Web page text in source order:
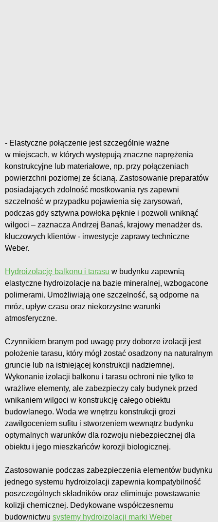
- Elastyczne połączenie jest szczególnie ważne
w miejscach, w których występują znaczne naprężenia
konstrukcyjne lub materiałowe, np. przy połączeniach
powierzchni poziomej ze ścianą. Zastosowanie preparatów
posiadających zdolność mostkowania rys zapewni
szczelność w przypadku pojawienia się zarysowań,
podczas gdy sztywna powłoka pęknie i pozwoli wniknąć
wilgoci – zaznacza Andrzej Banaś, krajowy menadżer ds.
kluczowych klientów - inwestycje zaprawy techniczne
Weber.
Hydroizolację balkonu i tarasu w budynku zapewnią
elastyczne hydroizolacje na bazie mineralnej, wzbogacone
polimerami. Umożliwiają one szczelność, są odporne na
mróz, upływ czasu oraz niekorzystne warunki
atmosferyczne.
Czynnikiem branym pod uwagę przy doborze izolacji jest
położenie tarasu, który mógł zostać osadzony na naturalnym
gruncie lub na istniejącej konstrukcji nadziemnej.
Wykonanie izolacji balkonu i tarasu ochroni nie tylko te
wrażliwe elementy, ale zabezpieczy cały budynek przed
wnikaniem wilgoci w konstrukcję całego obiektu
budowlanego. Woda we wnętrzu konstrukcji grozi
zawilgoceniem sufitu i stworzeniem wewnątrz budynku
optymalnych warunków dla rozwoju niebezpiecznej dla
obiektu i jego mieszkańców korozji biologicznej.
Zastosowanie podczas zabezpieczenia elementów budynku
jednego systemu hydroizolacji zapewnia kompatybilność
poszczególnych składników oraz eliminuje powstawanie
kolizji chemicznej. Dedykowane współczesnemu
budownictwu systemy hydroizolacji marki Weber